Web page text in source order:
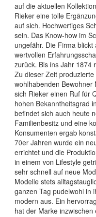
auf die aktuellen
Rieker eine tolle
auf sich. Hochwertiges
sein. Das Know-how im
ungefähr. Die Firma
wertvollen
zurück. Bis ins Jahr 1874
Zu dieser Zeit
wohlhabenden Bewohner
sich Rieker einen Ruf für
hohen Bekanntheitsgrad
befindet sich auch heute
Familienbesitz und eine
Konsumenten ergab
70er Jahren wurde ein
errichtet und die
in einem von Lifestyle
sehr schnell auf neue
Modelle stets
ganzen Tag pudelwohl in
modern aus. Ein
hat der Marke